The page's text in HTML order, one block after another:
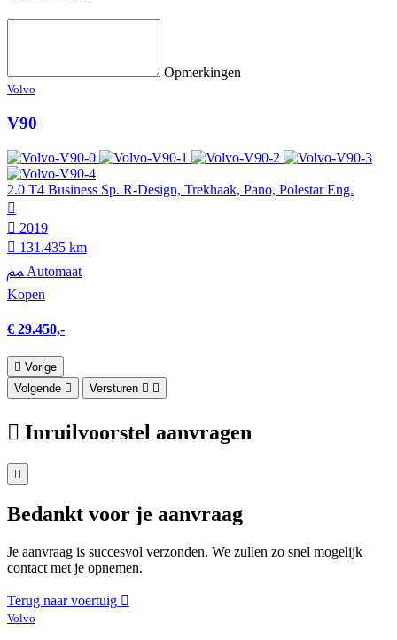
Opmerkingen
Volvo
V90
2.0 T4 Business Sp. R-Design, Trekhaak, Pano, Polestar Eng.
2019
131.435 km
Automaat
Kopen
€ 29.450,-
Vorige
Volgende
Versturen
Inruilvoorstel aanvragen
Bedankt voor je aanvraag
Je aanvraag is succesvol verzonden. We zullen zo snel mogelijk
contact met je opnemen.
Terug naar voertuig
Volvo